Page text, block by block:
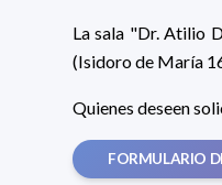
La sala "Dr. Atilio
(Isidoro de María
Quienes deseen
FORMULARIO